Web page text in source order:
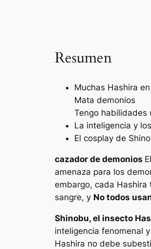
Resumen
Muchas Hashira en
Mata demonios
Tengo habilidades
La inteligencia y
El cosplay de
cazador de demonios
amenaza para los
embargo, cada
sangre, y No todos
Shinobu, el insecto
inteligencia fenomenal
Hashira no debe